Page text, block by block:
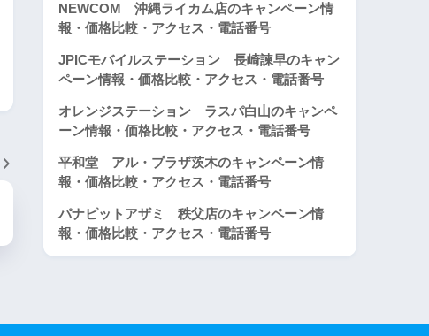
NEWCOM 沖縄ライカム店のキャンペーン情
報・価格比較・アクセス・電話番号
JPICモバイルステーション 長崎諫早のキャン
ペーン情報・価格比較・アクセス・電話番号
オレンジステーション ラスパ白山のキャンペ
ーン情報・価格比較・アクセス・電話番号
平和堂 アル・プラザ茨木のキャンペーン情
報・価格比較・アクセス・電話番号
パナピットアザミ 秩父店のキャンペーン情
報・価格比較・アクセス・電話番号